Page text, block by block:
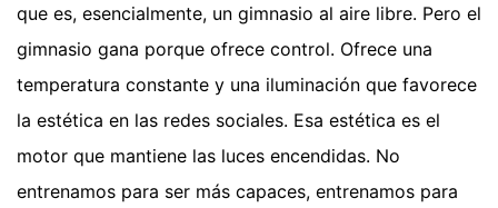
que es, esencialmente, un gimnasio al aire libre. Pero el
gimnasio gana porque ofrece control. Ofrece una
temperatura constante y una iluminación que favorece
la estética en las redes sociales. Esa estética es el
motor que mantiene las luces encendidas. No
entrenamos para ser más capaces, entrenamos para